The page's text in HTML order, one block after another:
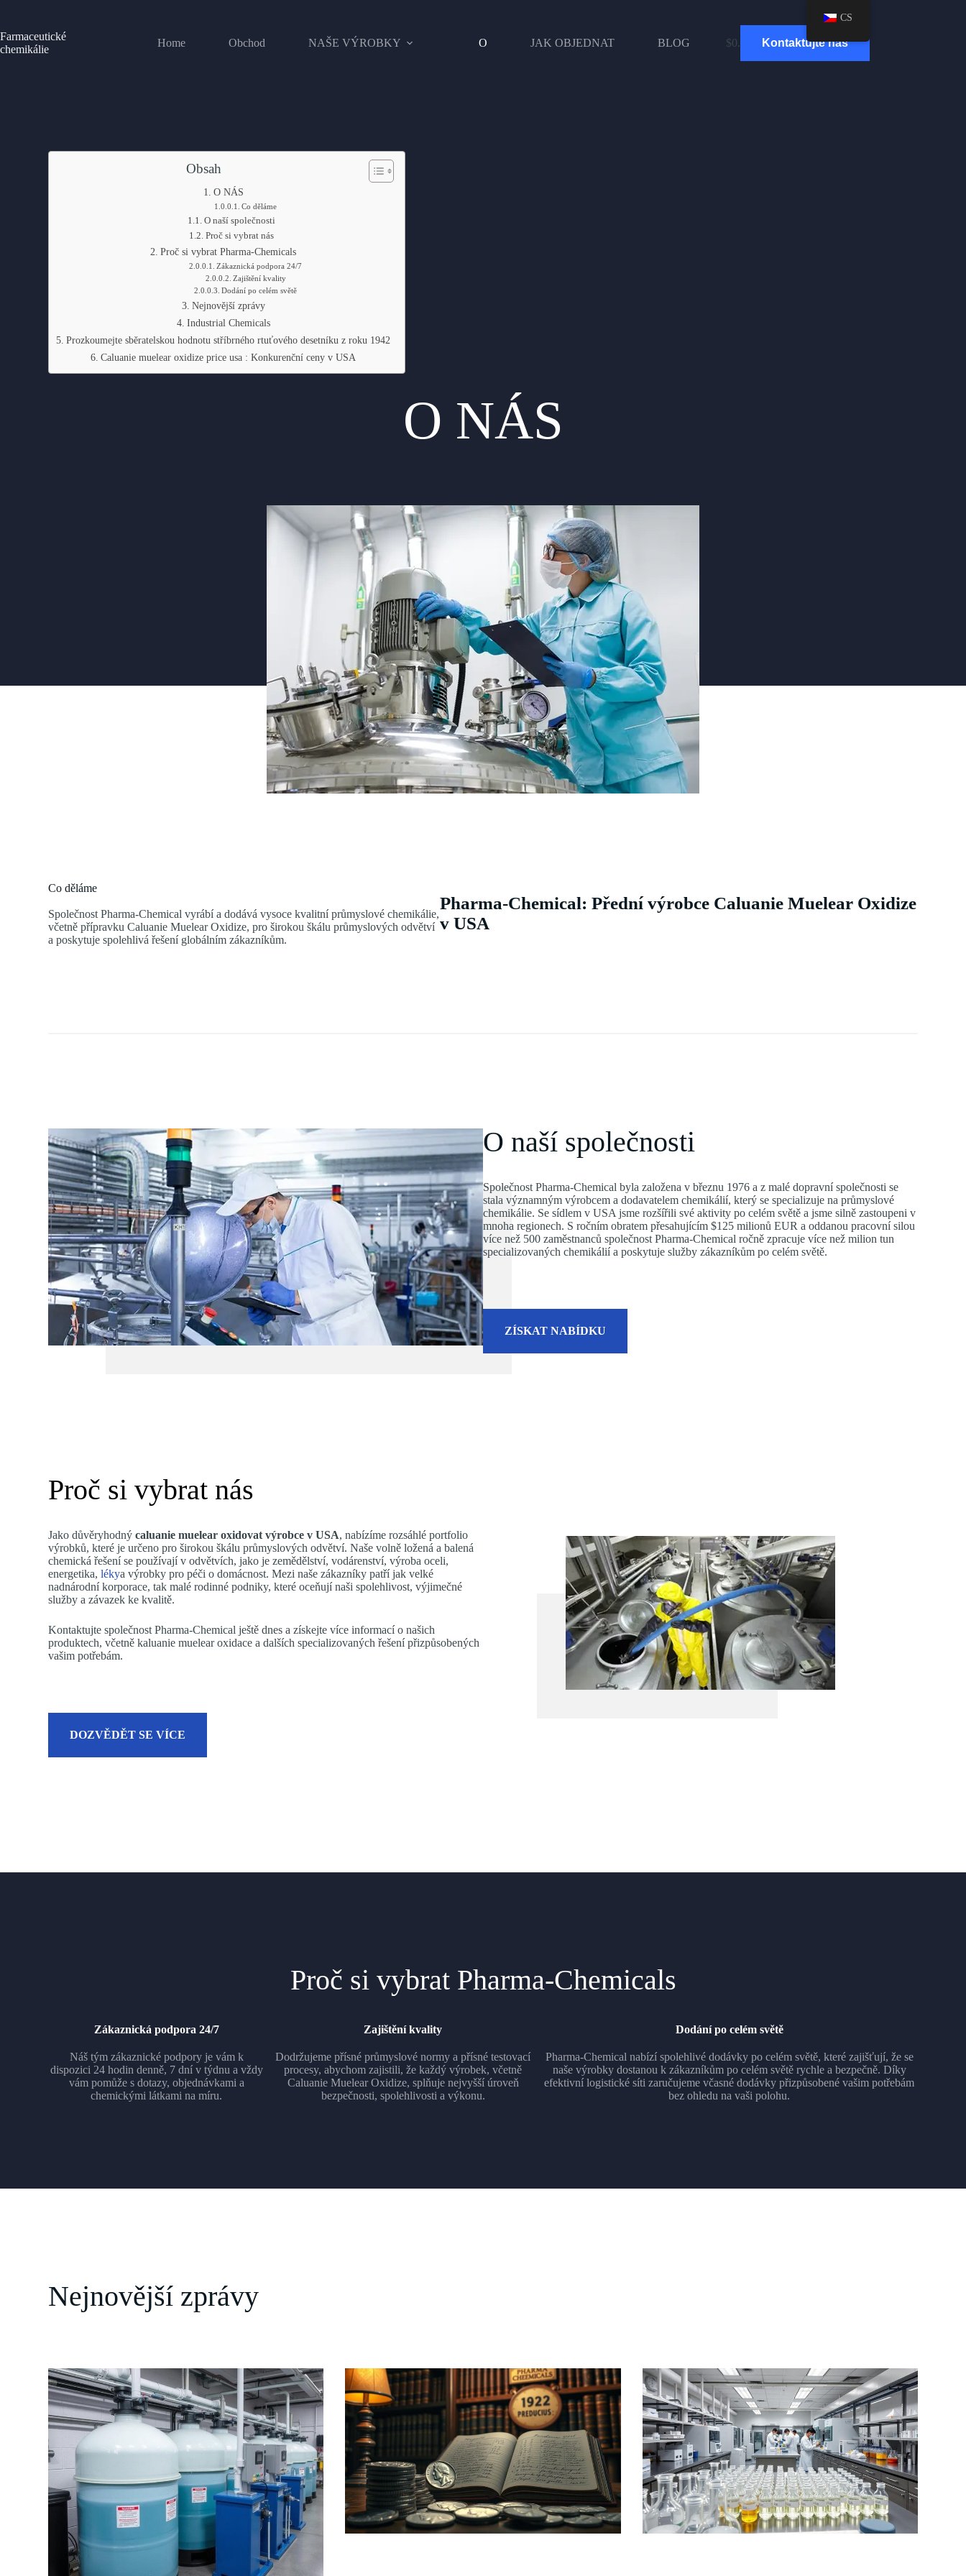
Farmaceutické
chemikálie
Home Obchod NAŠE VÝROBKY O JAK OBJEDNAT BLOG $0.00 Kontaktujte nás
Obsah
O NÁS
Co děláme
O naší společnosti
Proč si vybrat nás
Proč si vybrat Pharma-Chemicals
Zákaznická podpora 24/7
Zajištění kvality
Dodání po celém světě
Nejnovější zprávy
Industrial Chemicals
Prozkoumejte sběratelskou hodnotu stříbrného rtuťového desetníku z roku 1942
Caluanie muelear oxidize price usa : Konkurenční ceny v USA
O NÁS
Co děláme
Společnost Pharma-Chemical vyrábí a dodává vysoce kvalitní průmyslové chemikálie,
včetně přípravku Caluanie Muelear Oxidize, pro širokou škálu průmyslových odvětví
a poskytuje spolehlivá řešení globálním zákazníkům.
Pharma-Chemical: Přední výrobce Caluanie Muelear Oxidize
v USA
O naší společnosti
Společnost Pharma-Chemical byla založena v březnu 1976 a z malé dopravní společnosti se
stala významným výrobcem a dodavatelem chemikálií, který se specializuje na průmyslové
chemikálie. Se sídlem v USA jsme rozšířili své aktivity po celém světě a jsme silně zastoupeni v
mnoha regionech. S ročním obratem přesahujícím $125 milionů EUR a oddanou pracovní silou
více než 500 zaměstnanců společnost Pharma-Chemical ročně zpracuje více než milion tun
specializovaných chemikálií a poskytuje služby zákazníkům po celém světě.
ZÍSKAT NABÍDKU
Proč si vybrat nás
Jako důvěryhodnýcaluanie muelear oxidovat výrobce v USA, nabízíme rozsáhlé portfolio
výrobků, které je určeno pro širokou škálu průmyslových odvětví. Naše volně ložená a balená
chemická řešení se používají v odvětvích, jako je zemědělství, vodárenství, výroba oceli,
energetika,lékya výrobky pro péči o domácnost. Mezi naše zákazníky patří jak velké
nadnárodní korporace, tak malé rodinné podniky, které oceňují naši spolehlivost, výjimečné
služby a závazek ke kvalitě.
Kontaktujte společnost Pharma-Chemical ještě dnes a získejte více informací o našich
produktech, včetně kaluanie muelear oxidace a dalších specializovaných řešení přizpůsobených
vašim potřebám.
DOZVĚDĚT SE VÍCE
Proč si vybrat Pharma-Chemicals
Zákaznická podpora 24/7
Náš tým zákaznické podpory je vám k
dispozici 24 hodin denně, 7 dní v týdnu a vždy
vám pomůže s dotazy, objednávkami a
chemickými látkami na míru.
Zajištění kvality
Dodržujeme přísné průmyslové normy a přísné testovací
procesy, abychom zajistili, že každý výrobek, včetně
Caluanie Muelear Oxidize, splňuje nejvyšší úroveň
bezpečnosti, spolehlivosti a výkonu.
Dodání po celém světě
Pharma-Chemical nabízí spolehlivé dodávky po celém světě, které zajišťují, že se
naše výrobky dostanou k zákazníkům po celém světě rychle a bezpečně. Díky
efektivní logistické síti zaručujeme včasné dodávky přizpůsobené vašim potřebám
bez ohledu na vaši polohu.
Nejnovější zprávy
CS